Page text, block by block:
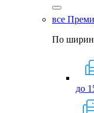
все
По
до